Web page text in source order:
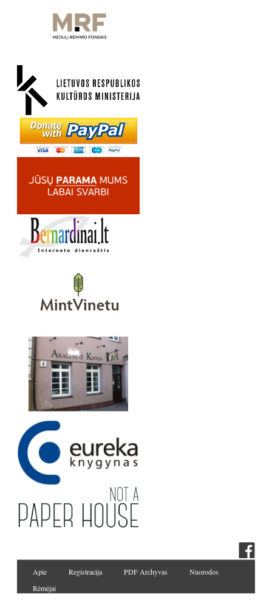
Apie Registracija PDF Archyvas
Nuorodos
Rėmėjai